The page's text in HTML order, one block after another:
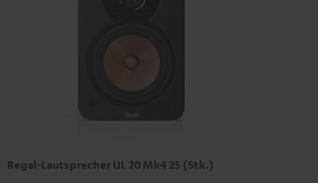
Regal-Lautsprecher UL 20 Mk4 25 (Stk.)